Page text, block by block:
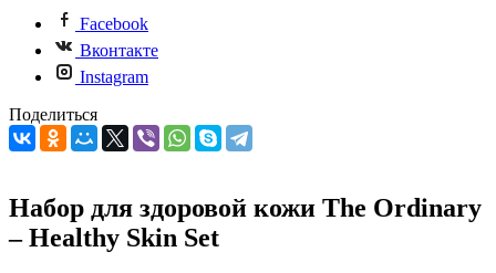
Facebook
Вконтакте
Instagram
Поделиться
Набор для здоровой кожи The Ordinary
– Healthy Skin Set